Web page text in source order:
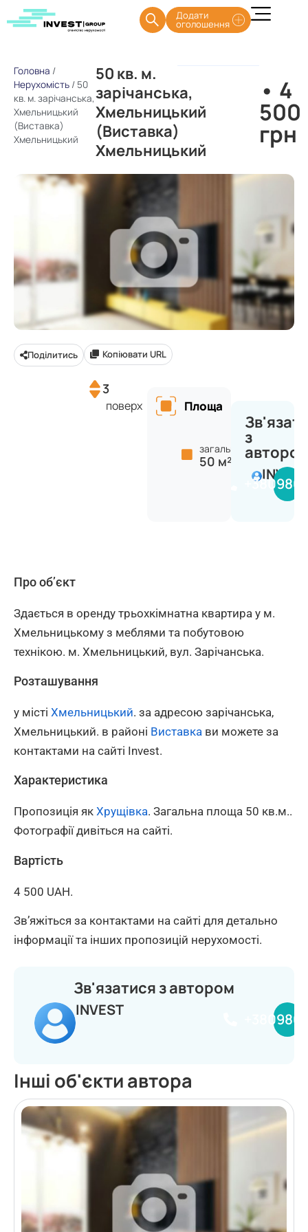
Додати
оголошення
Головна /
Нерухомість / 50
кв. м. зарічанська,
Хмельницький
(Виставка)
Хмельницький
50 кв. м.
зарічанська,
Хмельницький
(Виставка)
Хмельницький
• 4
500
грн
Поділитись Копіювати URL
3
поверх Площа
загальна:
50 м²
з
Про об’єкт
Здається в оренду трьохкімнатна квартира у м.
Хмельницькому з меблями та побутовою
технікою. м. Хмельницький, вул. Зарічанська.
Розташування
у місті Хмельницький. за адресою зарічанська,
Хмельницький. в районі Виставка ви можете за
контактами на сайті Invest.
Характеристика
Пропозиція як Хрущівка. Загальна площа 50 кв.м..
Фотографії дивіться на сайті.
Вартість
4 500 UAH.
Зв’яжіться за контактами на сайті для детально
інформації та інших пропозицій нерухомості.
Зв'язатися з автором
INVEST
Інші об'єкти автора